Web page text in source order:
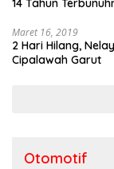
14 Tahun
Maret 16, 2019
2 Hari Hilang,
Cipalawah Garut
Otomotif